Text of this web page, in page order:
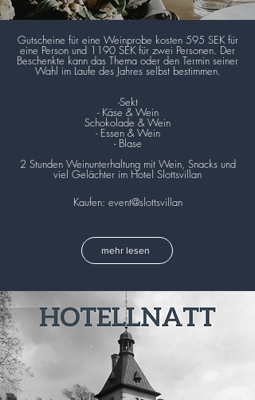
Gutscheine für eine Weinprobe kosten 595 SEK für
eine Person und 1190 SEK für zwei Personen. Der
Beschenkte kann das Thema oder den Termin seiner
Wahl im Laufe des Jahres selbst bestimmen.
-Sekt
- Käse & Wein
Schokolade & Wein
- Essen & Wein
- Blase
2 Stunden Weinunterhaltung mit Wein, Snacks und
viel Gelächter im Hotel Slottsvillan
Kaufen: event@slottsvillan
mehr lesen